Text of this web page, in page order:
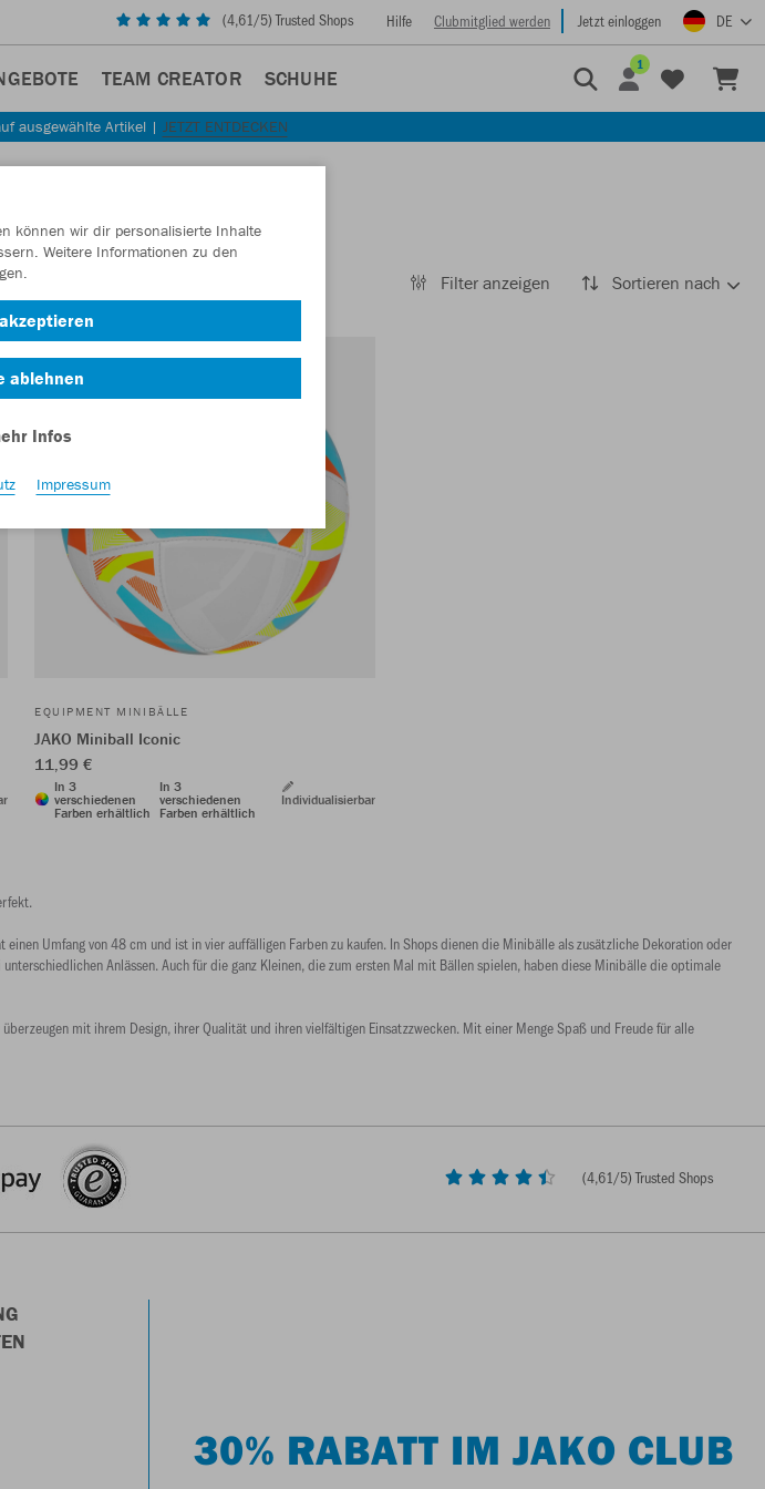
(4,61/5) Trusted Shops Hilfe Clubmitglied werden Jetzt einloggen DE
TEAM CREATOR SCHUHE
1
ausgewählte Artikel | JETZT ENTDECKEN
Filter anzeigen Sortieren nach
EQUIPMENT MINIBÄLLE
JAKO Miniball Iconic
11,99 €
In 3
verschiedenen
Farben erhältlich
In 3
verschiedenen
Farben erhältlich
Individualisierbar
Umfang von 48 cm und ist in vier auffälligen Farben zu kaufen. In Shops dienen die Minibälle als zusätzliche Dekoration oder
Anlässen. Auch für die ganz Kleinen, die zum ersten Mal mit Bällen spielen, haben diese Minibälle die optimale
mit ihrem Design, ihrer Qualität und ihren vielfältigen Einsatzzwecken. Mit einer Menge Spaß und Freude für alle
(4,61/5) Trusted Shops
30% RABATT IM JAKO CLUB
können wir dir personalisierte Inhalte
Weitere Informationen zu den
ablehnen
Infos
Impressum